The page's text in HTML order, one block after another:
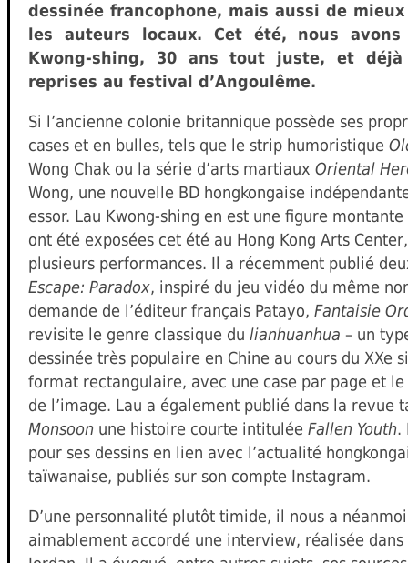
dessinée francophone, mais aussi de
les auteurs locaux. Cet été, nous avons
Kwong-shing, 30 ans tout juste, et
reprises au festival d’Angoulême.
Si l’ancienne colonie britannique possède ses
cases et en bulles, tels que le strip humoristique
Wong Chak ou la série d’arts martiaux Oriental
Wong, une nouvelle BD hongkongaise
essor. Lau Kwong-shing en est une figure montante
ont été exposées cet été au Hong Kong Arts
plusieurs performances. Il a récemment publié
Escape: Paradox, inspiré du jeu vidéo du même
demande de l’éditeur français Patayo, Fantaisie
revisite le genre classique du lianhuanhua – un
dessinée très populaire en Chine au cours du XXe
format rectangulaire, avec une case par page et le
de l’image. Lau a également publié dans la revue
Monsoon une histoire courte intitulée Fallen Youth.
pour ses dessins en lien avec l’actualité
taïwanaise, publiés sur son compte Instagram.
D’une personnalité plutôt timide, il nous a
aimablement accordé une interview, réalisée dans